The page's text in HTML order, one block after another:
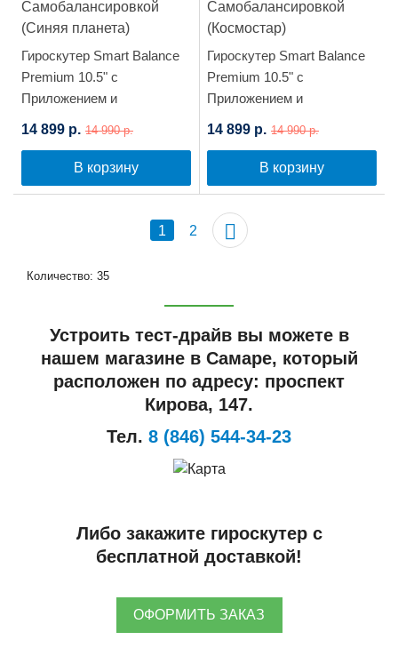
Гироскутер Smart Balance
Premium 10.5" с
Приложением и
(Синяя планета)
14 899 р. 14 990 р.
В корзину
Гироскутер Smart Balance
Premium 10.5" с
Приложением и
(Космостар)
14 899 р. 14 990 р.
В корзину
1 2
Количество: 35
Устроить тест-драйв вы можете в
нашем магазине в Самаре, который
расположен по адресу: проспект
Кирова, 147.
Тел. 8 (846) 544-34-23
Либо закажите гироскутер с
бесплатной доставкой!
ОФОРМИТЬ ЗАКАЗ